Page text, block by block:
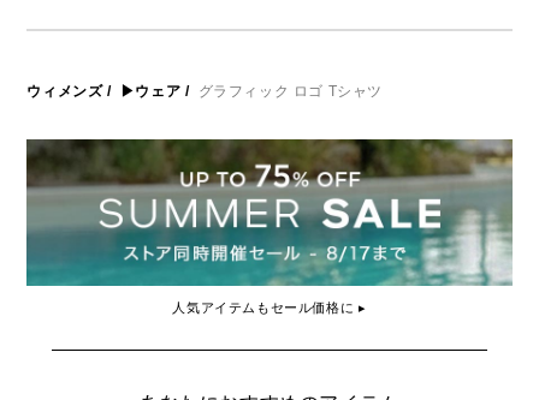
ウィメンズ/ ▶ウェア / グラフィック ロゴ Tシャツ
人気アイテムもセール価格に ▸